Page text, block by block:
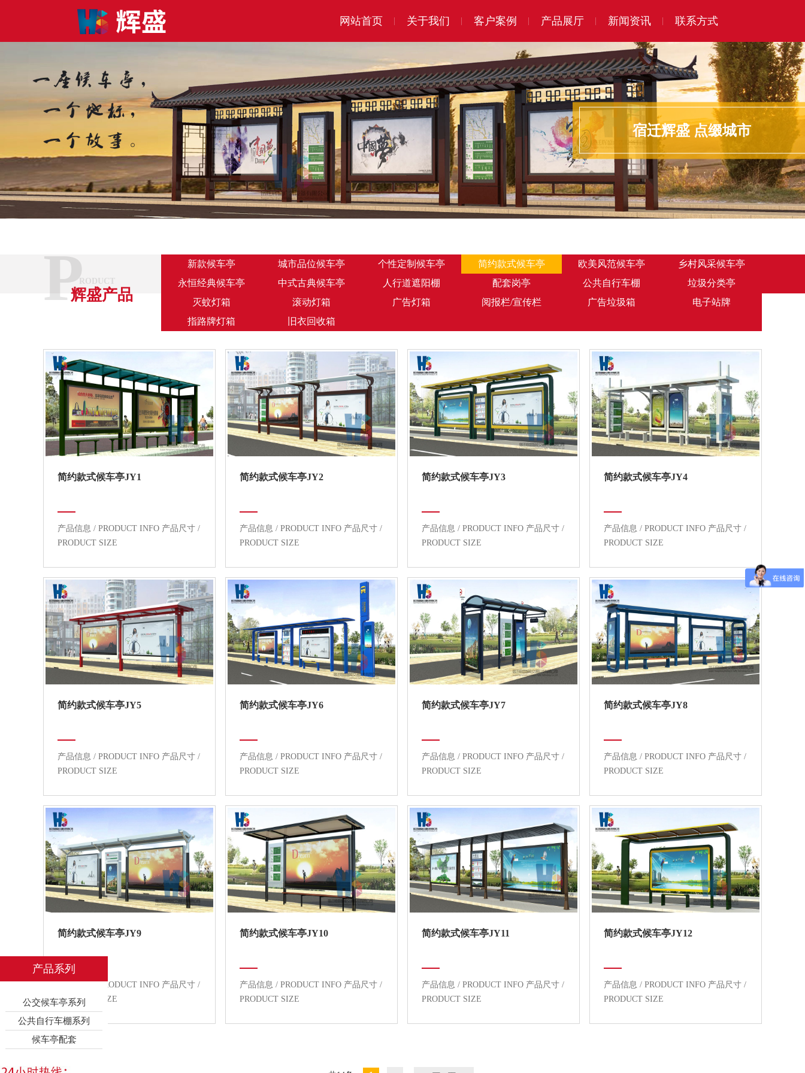
产品系列
公交候车亭系列
公共自行车棚系列
候车亭配套
网站首页 关于我们 客户案例 产品展厅 新闻资讯 联系方式
宿迁辉盛 点缀城市
PRODUCT
辉盛产品
新款候车亭 城市品位候车亭 个性定制候车亭 简约款式候车亭 欧美风范候车亭
乡村风采候车亭
永恒经典候车亭
中式古典候车亭 人行道遮阳棚 配套岗亭 公共自行车棚
垃圾分类亭
灭蚊灯箱
滚动灯箱 广告灯箱 阅报栏/宣传栏 广告垃圾箱
电子站牌
指路牌灯箱
旧衣回收箱
简约款式候车亭JY1
产品信息 / PRODUCT INFO 产品尺寸 /
PRODUCT SIZE
简约款式候车亭JY2
产品信息 / PRODUCT INFO 产品尺寸 /
PRODUCT SIZE
简约款式候车亭JY3
产品信息 / PRODUCT INFO 产品尺寸 /
PRODUCT SIZE
简约款式候车亭JY4
产品信息 / PRODUCT INFO 产品尺寸 /
PRODUCT SIZE
简约款式候车亭JY5
产品信息 / PRODUCT INFO 产品尺寸 /
PRODUCT SIZE
简约款式候车亭JY6
产品信息 / PRODUCT INFO 产品尺寸 /
PRODUCT SIZE
简约款式候车亭JY7
产品信息 / PRODUCT INFO 产品尺寸 /
PRODUCT SIZE
简约款式候车亭JY8
产品信息 / PRODUCT INFO 产品尺寸 /
PRODUCT SIZE
简约款式候车亭JY9
产品信息 / PRODUCT INFO 产品尺寸 /
PRODUCT SIZE
简约款式候车亭JY10
产品信息 / PRODUCT INFO 产品尺寸 /
PRODUCT SIZE
简约款式候车亭JY11
产品信息 / PRODUCT INFO 产品尺寸 /
PRODUCT SIZE
简约款式候车亭JY12
产品信息 / PRODUCT INFO 产品尺寸 /
PRODUCT SIZE